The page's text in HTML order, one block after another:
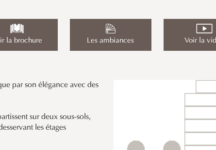
la brochure Les ambiances Voir la
par son élégance avec des
sur deux sous-sols,
les étages